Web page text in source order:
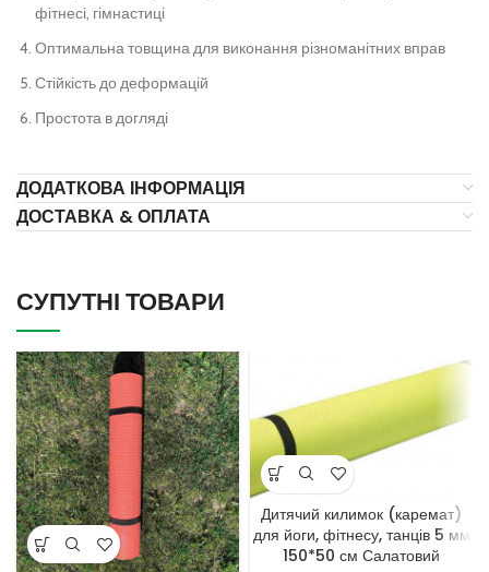
фітнесі, гімнастиці
Оптимальна товщина для виконання різноманітних вправ
Стійкість до деформацій
Простота в догляді
ДОДАТКОВА ІНФОРМАЦІЯ
ДОСТАВКА & ОПЛАТА
СУПУТНІ ТОВАРИ
Дитячий килимок (каремат)
для йоги, фітнесу, танців 5 мм
150*50 см Салатовий